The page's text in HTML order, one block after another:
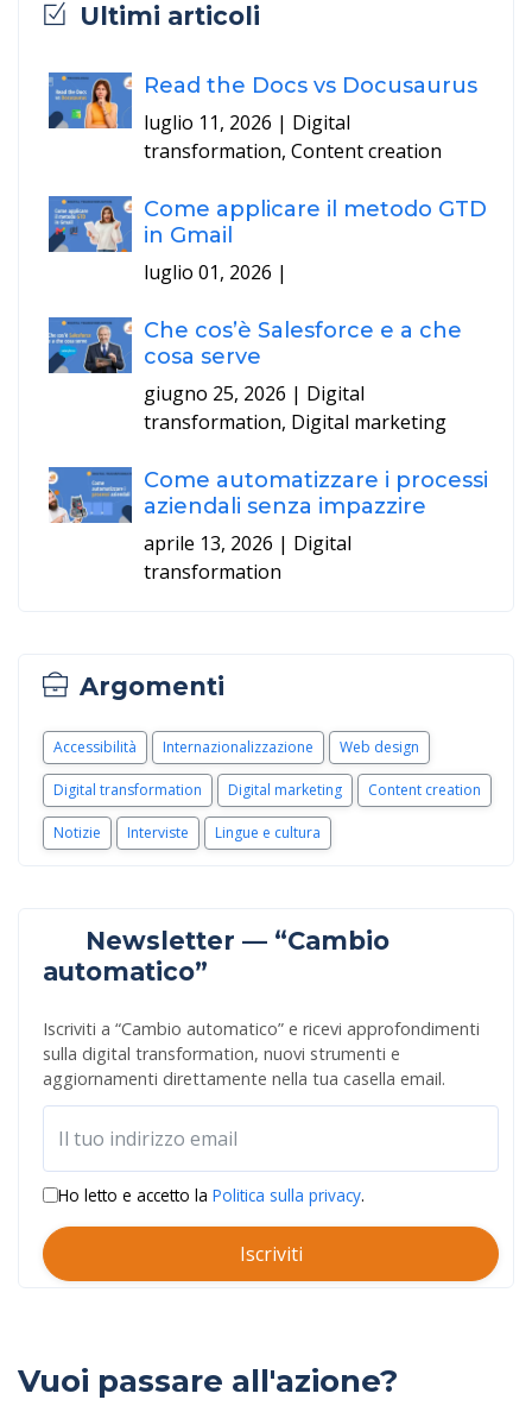
Ultimi articoli
Read the Docs vs Docusaurus
luglio 11, 2026 | Digital
transformation, Content creation
Come applicare il metodo GTD
in Gmail
luglio 01, 2026 |
Che cos’è Salesforce e a che
cosa serve
giugno 25, 2026 | Digital
transformation, Digital marketing
Come automatizzare i processi
aziendali senza impazzire
aprile 13, 2026 | Digital
transformation
Argomenti
Accessibilità Internazionalizzazione Web design
Digital transformation Digital marketing Content creation
Notizie Interviste Lingue e cultura
Newsletter — “Cambio
automatico”
Iscriviti a “Cambio automatico” e ricevi approfondimenti
sulla digital transformation, nuovi strumenti e
aggiornamenti direttamente nella tua casella email.
Ho letto e accetto la Politica sulla privacy.
Iscriviti
Vuoi passare all'azione?